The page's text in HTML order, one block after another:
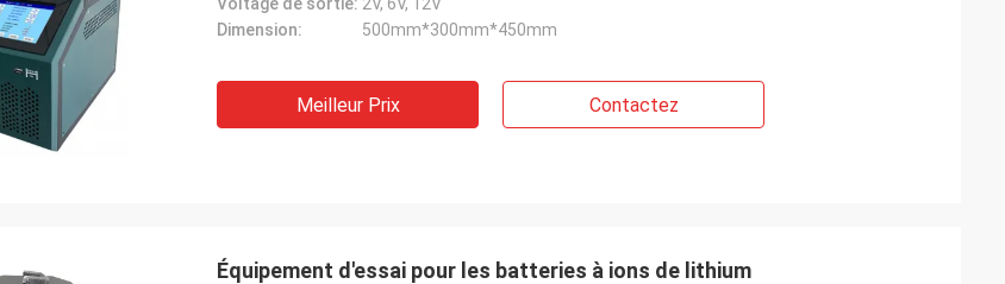
Dimension:
500mm*300mm*450mm
Meilleur Prix Contactez
Équipement d'essai pour les batteries à ions de lithium